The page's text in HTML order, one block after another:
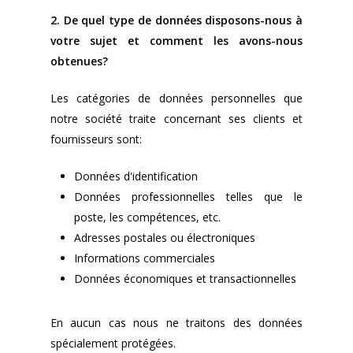
2. De quel type de données disposons-nous à
votre sujet et comment les avons-nous
obtenues?
Les catégories de données personnelles que
notre société traite concernant ses clients et
fournisseurs sont:
Données d'identification
Données professionnelles telles que le
poste, les compétences, etc.
Adresses postales ou électroniques
Informations commerciales
Données économiques et transactionnelles
En aucun cas nous ne traitons des données
spécialement protégées.